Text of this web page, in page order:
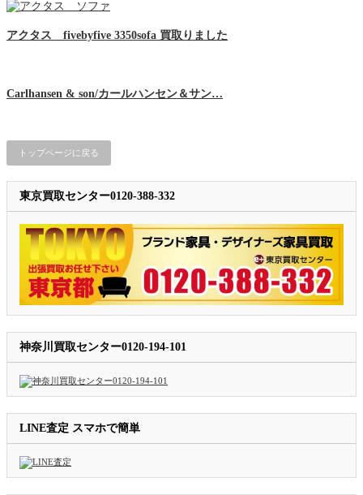
アクタス fivebyfive 3350sofa 買取りました
Carlhansen & son/カールハンセン＆サン…
トップページに戻る
東京買取センター0120-388-332
神奈川買取センター0120-194-101
LINE査定 スマホで簡単